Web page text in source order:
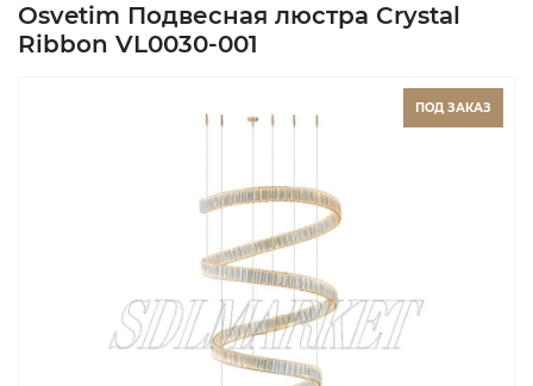
Osvetim Подвесная люстра Crystal
Ribbon VL0030-001
ПОД ЗАКАЗ